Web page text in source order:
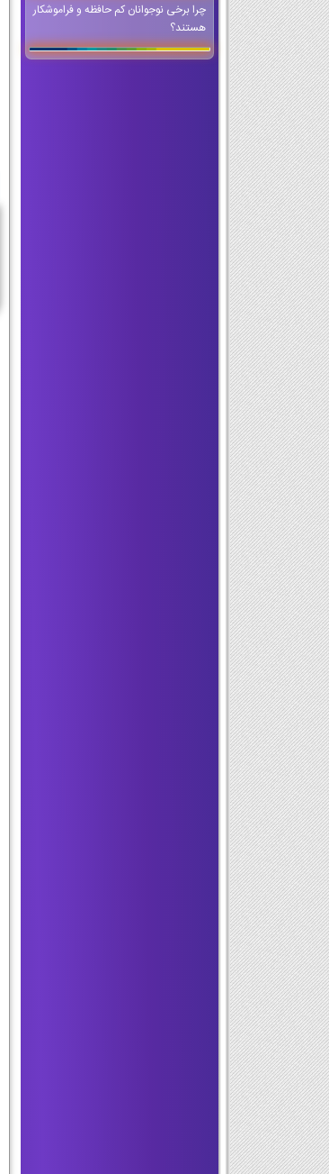
چرا برخی نوجوانان کم حافظه و فراموشکار
هستند؟